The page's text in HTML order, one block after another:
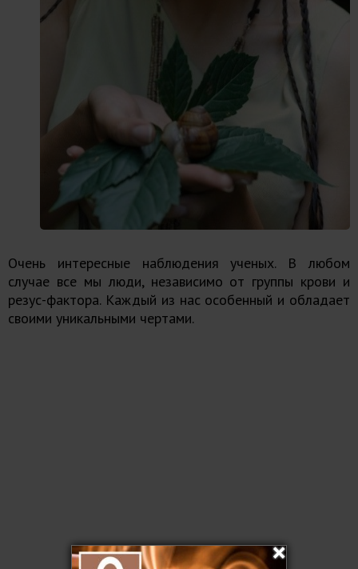
Очень интересные наблюдения ученых. В любом
случае все мы люди, независимо от группы крови и
резус-фактора. Каждый из нас особенный и обладает
своими уникальными чертами.